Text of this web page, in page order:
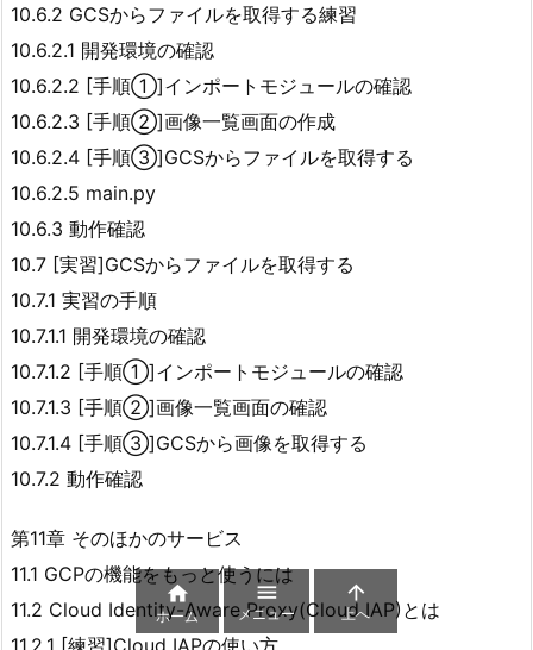
10.6.2 GCSからファイルを取得する練習
10.6.2.1 開発環境の確認
10.6.2.2 [手順①]インポートモジュールの確認
10.6.2.3 [手順②]画像一覧画面の作成
10.6.2.4 [手順③]GCSからファイルを取得する
10.6.2.5 main.py
10.6.3 動作確認
10.7 [実習]GCSからファイルを取得する
10.7.1 実習の手順
10.7.1.1 開発環境の確認
10.7.1.2 [手順①]インポートモジュールの確認
10.7.1.3 [手順②]画像一覧画面の確認
10.7.1.4 [手順③]GCSから画像を取得する
10.7.2 動作確認
第11章 そのほかのサービス
11.1 GCPの機能をもっと使うには
11.2 Cloud Identity-Aware Proxy(Cloud IAP)とは

ホーム

メニュー

上へ